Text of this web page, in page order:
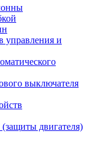
управления и
выключателя
двигателя)